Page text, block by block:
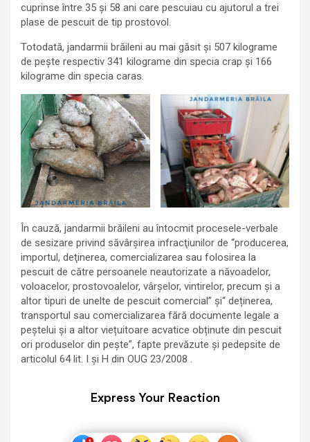
cuprinse între 35 și 58 ani care pescuiau cu ajutorul a trei
plase de pescuit de tip prostovol.
Totodată, jandarmii brăileni au mai găsit și 507 kilograme
de pește respectiv 341 kilograme din specia crap și 166
kilograme din specia caras.
În cauză, jandarmii brăileni au întocmit procesele-verbale
de sesizare privind săvârşirea infracţiunilor de “producerea,
importul, deţinerea, comercializarea sau folosirea la
pescuit de către persoanele neautorizate a năvoadelor,
voloacelor, prostovoalelor, vârșelor, vintirelor, precum și a
altor tipuri de unelte de pescuit comercial” și“ deținerea,
transportul sau comercializarea fără documente legale a
peștelui și a altor viețuitoare acvatice obținute din pescuit
ori produselor din pește”, fapte prevăzute și pedepsite de
articolul 64 lit. I și H din OUG 23/2008 .
Express Your Reaction